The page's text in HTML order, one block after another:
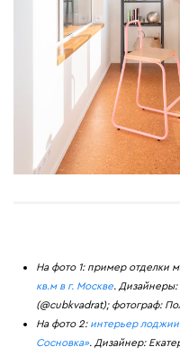
На фото 1: пример отделки
кв.м в г. Москве. Дизайнеры:
(@cubkvadrat); фотограф:
На фото 2: интерьер
Сосновка». Дизайнер: